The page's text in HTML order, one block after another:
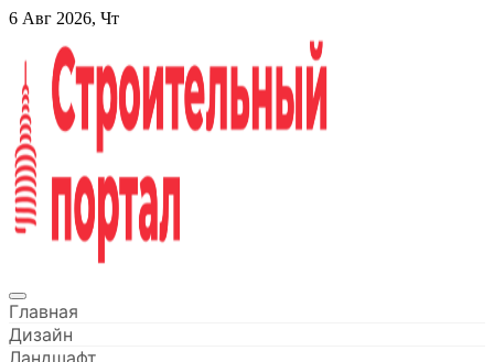
Перейти
содержанию
6 Авг 2026, Чт
Строительный портал
Главная
Дизайн
Ландшафт